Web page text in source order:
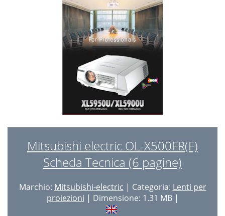
Mitsubishi electric OL-X500FR(F)
Scheda Tecnica (6 pagine)
Marchio: Mitsubishi-electric | Categoria: Lenti per
proiezioni | Dimensione: 1.31 MB |